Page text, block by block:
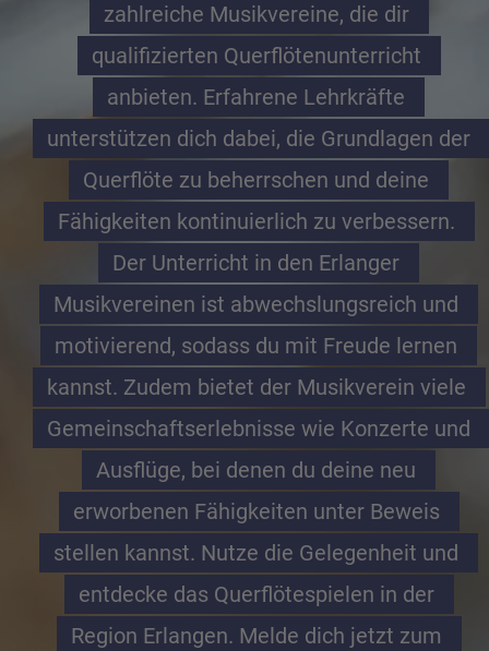
zahlreiche Musikvereine, die dir
qualifizierten Querflötenunterricht
anbieten. Erfahrene Lehrkräfte
unterstützen dich dabei, die Grundlagen der
Querflöte zu beherrschen und deine
Fähigkeiten kontinuierlich zu verbessern.
Der Unterricht in den Erlanger
Musikvereinen ist abwechslungsreich und
motivierend, sodass du mit Freude lernen
kannst. Zudem bietet der Musikverein viele
Gemeinschaftserlebnisse wie Konzerte und
Ausflüge, bei denen du deine neu
erworbenen Fähigkeiten unter Beweis
stellen kannst. Nutze die Gelegenheit und
entdecke das Querflötespielen in der
Region Erlangen. Melde dich jetzt zum